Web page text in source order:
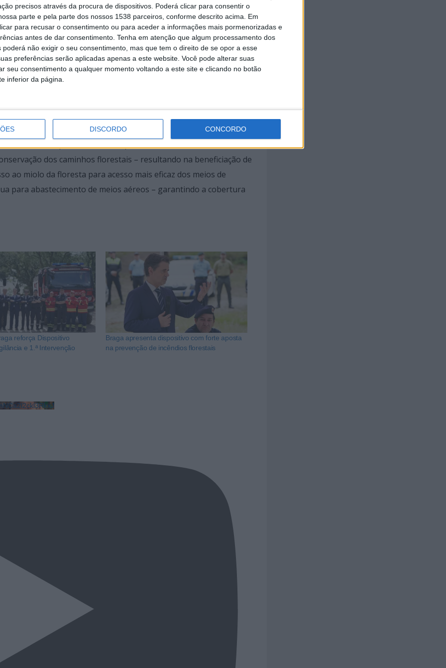
precisos através da procura de dispositivos. Poderá clicar para consentir o
parte e pela parte dos nossos 1538 parceiros, conforme descrito acima. Em
para recusar o consentimento ou para aceder a informações mais pormenorizadas e
antes de dar consentimento. Tenha em atenção que algum processamento dos
poderá não exigir o seu consentimento, mas que tem o direito de se opor a esse
preferências serão aplicadas apenas a este website. Você pode alterar suas
seu consentimento a qualquer momento voltando a este site e clicando no botão
inferior da página.
DISCORDO CONCORDO
gratuitamente a utilização de bio trituradores para a
reduzindo assim o número de incêndios provocados pelo
contactar a Divisão Municipal da Protecção Civil, através do
conta, para as acções de vigilância, com um efectivo de 32
número de operacionais sobe para cerca de 65. Para além da
dos caminhos florestais – resultando na beneficiação de
ao miolo da floresta para acesso mais eficaz dos meios de
para abastecimento de meios aéreos – garantindo a cobertura
reforça Dispositivo
e 1.ª Intervenção
Braga apresenta dispositivo com forte aposta
na prevenção de incêndios florestais